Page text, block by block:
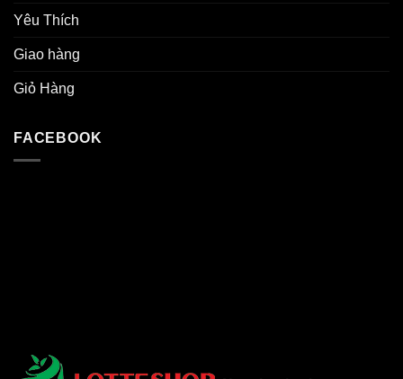
Yêu Thích
Giao hàng
Giỏ Hàng
FACEBOOK